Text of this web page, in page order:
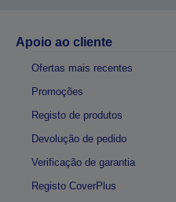
Apoio ao cliente
Ofertas mais recentes
Promoções
Registo de produtos
Devolução de pedido
Verificação de garantia
Registo CoverPlus